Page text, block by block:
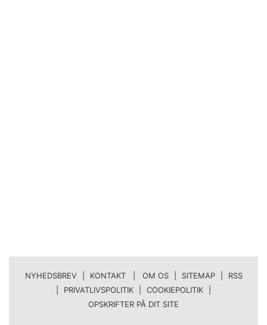
NYHEDSBREV KONTAKT | OM OS SITEMAP
RSS
PRIVATLIVSPOLITIK COOKIEPOLITIK
OPSKRIFTER PÅ DIT SITE